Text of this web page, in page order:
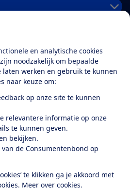
en analytische cookies
noodzakelijk om bepaalde
werken en gebruik te kunnen
naar keuze om:
op onze site te kunnen
relevantere informatie op onze
te kunnen geven.
bekijken.
de Consumentenbond op
te klikken ga je akkoord met
Meer over cookies.
de
Privacyverklaring
nieuws
TwitterInstagram
YoutubeLinkedIn